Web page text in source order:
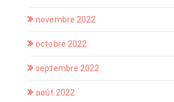
novembre 2022
octobre 2022
septembre 2022
août 2022